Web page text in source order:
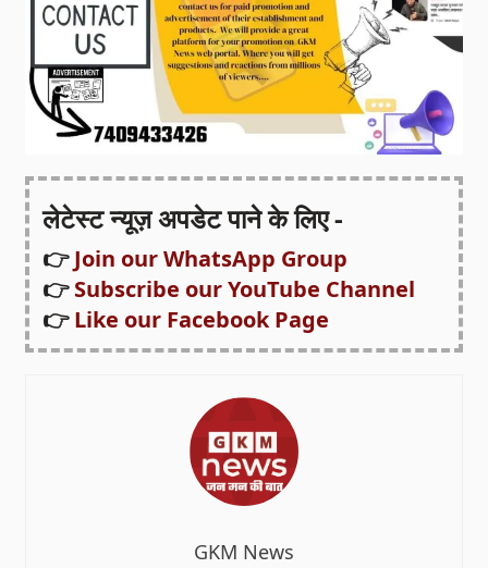
लेटेस्ट न्यूज़ अपडेट पाने के लिए -
👉Join our WhatsApp Group
👉Subscribe our YouTube Channel
👉Like our Facebook Page
GKM News